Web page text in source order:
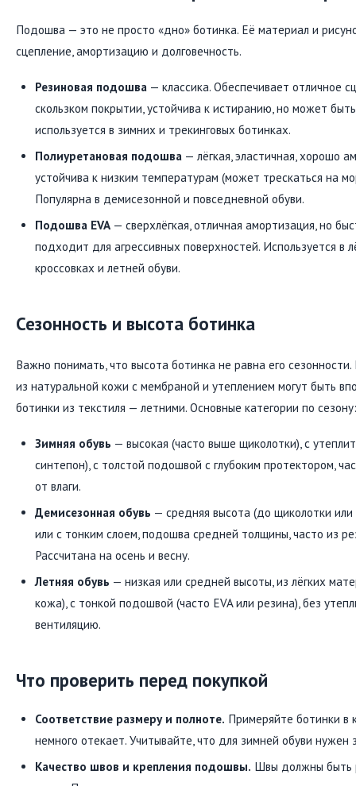
Подошва — это не просто «дно» ботинка. Её материал и
сцепление, амортизацию и долговечность.
Резиновая подошва — классика. Обеспечивает отличное
скользком покрытии, устойчива к истиранию, но может
используется в зимних и трекинговых ботинках.
Полиуретановая подошва — лёгкая, эластичная, хорошо
устойчива к низким температурам (может трескаться на
Популярна в демисезонной и повседневной обуви.
Подошва EVA — сверхлёгкая, отличная амортизация, но
подходит для агрессивных поверхностей. Используется в
кроссовках и летней обуви.
Сезонность и высота ботинка
Важно понимать, что высота ботинка не равна его
из натуральной кожи с мембраной и утеплением могут быть
ботинки из текстиля — летними. Основные категории по сезону:
Зимняя обувь — высокая (часто выше щиколотки), с
синтепон), с толстой подошвой с глубоким протектором,
от влаги.
Демисезонная обувь — средняя высота (до щиколотки или
или с тонким слоем, подошва средней толщины, часто из
Рассчитана на осень и весну.
Летняя обувь — низкая или средней высоты, из лёгких
кожа), с тонкой подошвой (часто EVA или резина), без
вентиляцию.
Что проверить перед покупкой
Соответствие размеру и полноте. Примеряйте ботинки в
немного отекает. Учитывайте, что для зимней обуви нужен
Качество швов и крепления подошвы. Швы должны быть